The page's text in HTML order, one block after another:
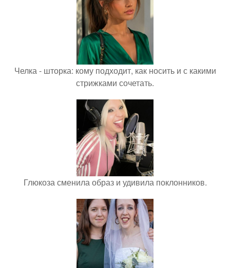
Челка - шторка: кому подходит, как носить и с какими
стрижками сочетать.
Глюкоза сменила образ и удивила поклонников.